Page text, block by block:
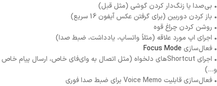
• بی‌صدا یا زنگ‌دار کردن گوشی (مثل قبل)
• باز کردن دوربین (برای گرفتن عکس آیفون 16 سریع)
• روشن کردن چراغ قوه
• اجرای اپ مورد علاقه (مثلاً واتساپ، یادداشت، ضبط صدا)
• فعال‌سازیFocus Mode
• اجرای Shortcut‌های دلخواه (مثل اتصال به وای‌فای خاص، ارسال پیام خاص
و…)
• فعال‌سازی قابلیت Voice Memo برای ضبط صدا فوری